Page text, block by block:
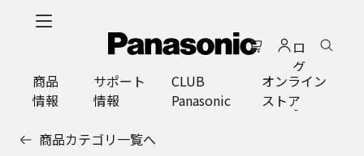
ロ
グ
イ
ン
商品
情報
サポート
情報
CLUB
Panasonic
オンライン
ストア
商品カテゴリ一覧へ